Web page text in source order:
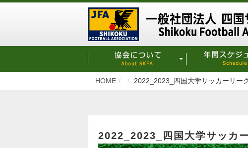
HOME 2022_2023_四国大学サッカーリー
2022_2023_四国大学サッカ